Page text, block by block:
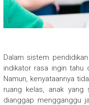
Dalam sistem
indikator rasa ingin tahu
Namun, kenyataannya
ruang kelas, anak yang
dianggap mengganggu